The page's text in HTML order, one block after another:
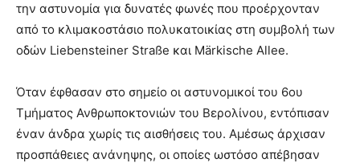
την αστυνομία για δυνατές φωνές που προέρχονταν
από το κλιμακοστάσιο πολυκατοικίας στη συμβολή των
οδών Liebensteiner Straße και Märkische Allee.
Όταν έφθασαν στο σημείο οι αστυνομικοί του 6ου
Τμήματος Ανθρωποκτονιών του Βερολίνου, εντόπισαν
έναν άνδρα χωρίς τις αισθήσεις του. Αμέσως άρχισαν
προσπάθειες ανάνηψης, οι οποίες ωστόσο απέβησαν